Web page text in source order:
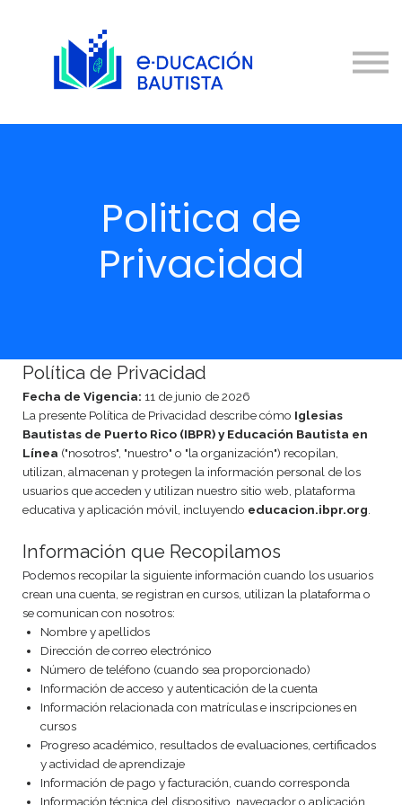
Solicitud
Cuenta
Politica de
Privacidad
Política de Privacidad
Fecha de Vigencia: 11 de junio de 2026
La presente Política de Privacidad describe cómo Iglesias
Bautistas de Puerto Rico (IBPR) y Educación Bautista en
Línea ("nosotros", "nuestro" o "la organización") recopilan,
utilizan, almacenan y protegen la información personal de los
usuarios que acceden y utilizan nuestro sitio web, plataforma
educativa y aplicación móvil, incluyendo educacion.ibpr.org
Información que Recopilamos
Podemos recopilar la siguiente información cuando los usuarios
crean una cuenta, se registran en cursos, utilizan la plataforma o
se comunican con nosotros:
Nombre y apellidos
Dirección de correo electrónico
Número de teléfono (cuando sea proporcionado)
Información de acceso y autenticación de la cuenta
Información relacionada con matrículas e inscripciones en
cursos
Progreso académico, resultados de evaluaciones, certificados
y actividad de aprendizaje
Información de pago y facturación, cuando corresponda
Información técnica del dispositivo, navegador o aplicación